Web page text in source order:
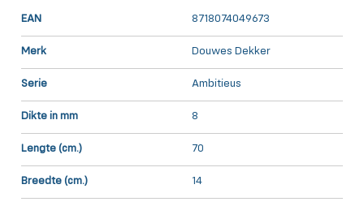
EAN 8718074049673
Merk Douwes Dekker
Serie Ambitieus
Dikte in mm 8
Lengte (cm.) 70
Breedte (cm.) 14